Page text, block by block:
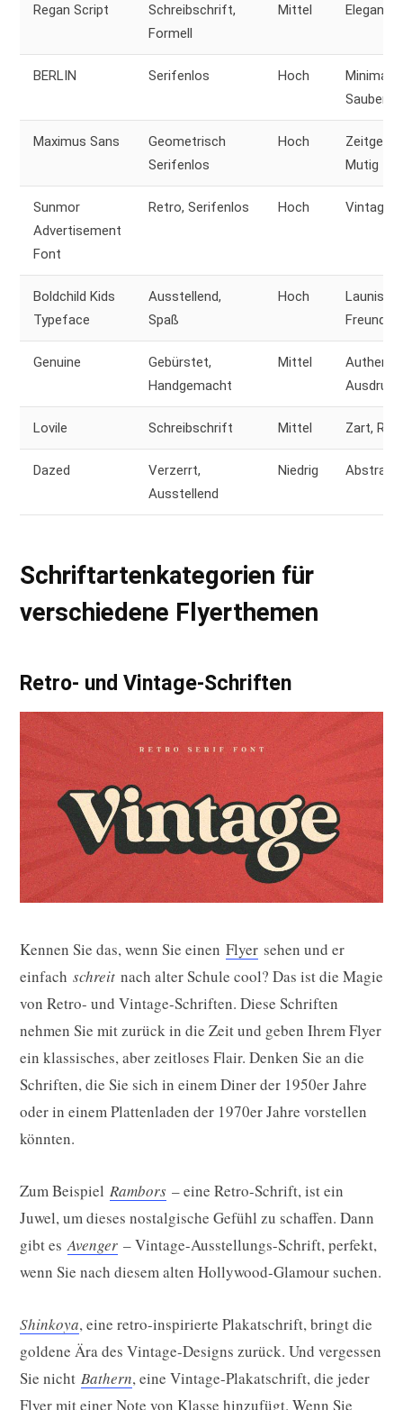
Regan Script
Schreibschrift,
Formell
Mittel Elegant,
BERLIN Serifenlos Hoch
Sauber
Maximus Sans
Geometrisch
Serifenlos
Hoch
Mutig
Sunmor
Advertisement
Font
Retro, Serifenlos Hoch Vintage,
Boldchild Kids
Typeface
Ausstellend,
Spaß
Hoch
Launisch,
Genuine
Gebürstet,
Handgemacht
Mittel
Lovile Schreibschrift Mittel Zart,
Dazed
Verzerrt,
Ausstellend
Niedrig Abstrakt,
Schriftartenkategorien für
verschiedene Flyerthemen
Retro- und Vintage-Schriften
Kennen Sie das, wenn Sie einen Flyer sehen und er
einfach schreit nach alter Schule cool? Das ist die Magie
von Retro- und Vintage-Schriften. Diese Schriften
nehmen Sie mit zurück in die Zeit und geben Ihrem Flyer
ein klassisches, aber zeitloses Flair. Denken Sie an die
Schriften, die Sie sich in einem Diner der 1950er Jahre
oder in einem Plattenladen der 1970er Jahre vorstellen
könnten.
Zum Beispiel Rambors – eine Retro-Schrift, ist ein
Juwel, um dieses nostalgische Gefühl zu schaffen. Dann
gibt esAvenger – Vintage-Ausstellungs-Schrift, perfekt,
wenn Sie nach diesem alten Hollywood-Glamour suchen.
Shinkoya, eine retro-inspirierte Plakatschrift, bringt die
goldene Ära des Vintage-Designs zurück. Und vergessen
Sie nicht Bathern, eine Vintage-Plakatschrift, die jeder
Flyer mit einer Note von Klasse hinzufügt. Wenn Sie